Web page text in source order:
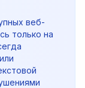
веб-
только на